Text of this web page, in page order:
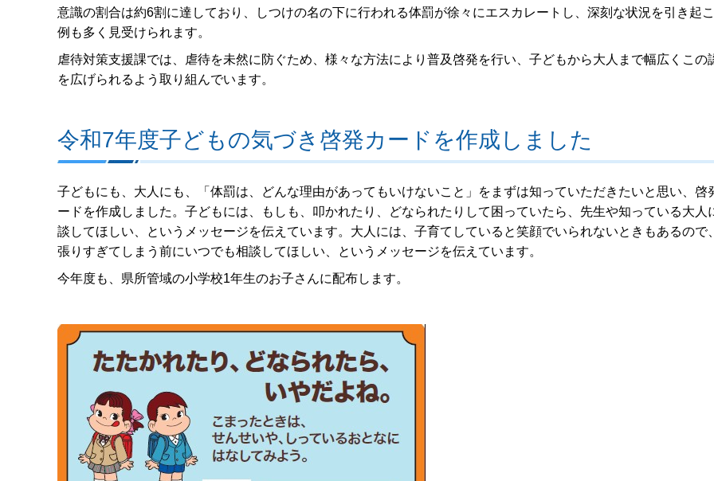
意識の割合は約6割に達しており、しつけの名の下に行われる体罰が徐々にエスカレートし、深刻な状況を引き起
例も多く見受けられます。
虐待対策支援課では、虐待を未然に防ぐため、様々な方法により普及啓発を行い、子どもから大人まで幅広くこの
を広げられるよう取り組んでいます。
令和7年度子どもの気づき啓発カードを作成しました
子どもにも、大人にも、「体罰は、どんな理由があってもいけないこと」をまずは知っていただきたいと思い、啓
ードを作成しました。子どもには、もしも、叩かれたり、どなられたりして困っていたら、先生や知っている大人
談してほしい、というメッセージを伝えています。大人には、子育てしていると笑顔でいられないときもあるので
張りすぎてしまう前にいつでも相談してほしい、というメッセージを伝えています。
今年度も、県所管域の小学校1年生のお子さんに配布します。